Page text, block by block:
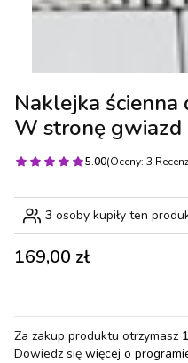
Naklejka
W stronę gwiazd
5.00(Oceny: 3
3 osoby kupiły ten
Cena
169,00 zł
Za zakup produktu otrzymasz
Dowiedz się więcej o